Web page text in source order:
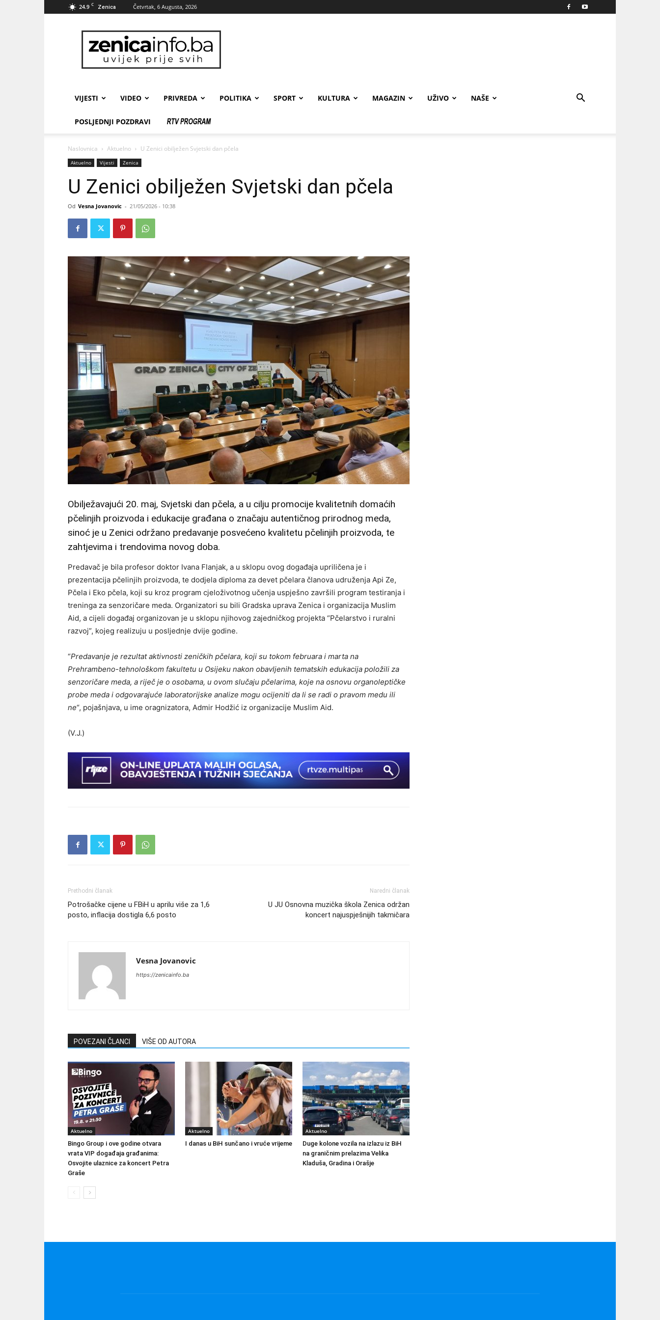
24.9 C Zenica Četvrtak, 6 Augusta, 2026
zenicainfo.ba
VIJESTI VIDEO PRIVREDA POLITIKA SPORT KULTURA MAGAZIN UŽIVO NAŠE
POSLJEDNJI POZDRAVI
Naslovnica Aktuelno U Zenici obilježen Svjetski dan pčela
Aktuelno Vijesti Zenica
U Zenici obilježen Svjetski dan pčela
Od Vesna Jovanovic - 21/05/2026 - 10:38
Obilježavajući 20. maj, Svjetski dan pčela, a u cilju promocije kvalitetnih domaćih
pčelinjih proizvoda i edukacije građana o značaju autentičnog prirodnog meda,
sinoć je u Zenici održano predavanje posvećeno kvalitetu pčelinjih proizvoda, te
zahtjevima i trendovima novog doba.
Predavač je bila profesor doktor Ivana Flanjak, a u sklopu ovog događaja upriličena je i
prezentacija pčelinjih proizvoda, te dodjela diploma za devet pčelara članova udruženja Api Ze,
Pčela i Eko pčela, koji su kroz program cjeloživotnog učenja uspješno završili program testiranja i
treninga za senzoričare meda. Organizatori su bili Gradska uprava Zenica i organizacija Muslim
Aid, a cijeli događaj organizovan je u sklopu njihovog zajedničkog projekta “Pčelarstvo i ruralni
razvoj”, kojeg realizuju u posljednje dvije godine.
“Predavanje je rezultat aktivnosti zeničkih pčelara, koji su tokom februara i marta na
Prehrambeno-tehnološkom fakultetu u Osijeku nakon obavljenih tematskih edukacija položili za
senzoričare meda, a riječ je o osobama, u ovom slučaju pčelarima, koje na osnovu organoleptičke
probe meda i odgovarajuće laboratorijske analize mogu ocijeniti da li se radi o pravom medu ili
ne“, pojašnjava, u ime oragnizatora, Admir Hodžić iz organizacije Muslim Aid.
(V.J.)
Prethodni članak
Potrošačke cijene u FBiH u aprilu više za 1,6
posto, inflacija dostigla 6,6 posto
Naredni članak
U JU Osnovna muzička škola Zenica održan
koncert najuspješnijih takmičara
Vesna Jovanovic
https://zenicainfo.ba
POVEZANI ČLANCI VIŠE OD AUTORA
Aktuelno
Bingo Group i ove godine otvara
vrata VIP događaja građanima:
Osvojite ulaznice za koncert Petra
Graše
Aktuelno
I danas u BiH sunčano i vruće vrijeme
Aktuelno
Duge kolone vozila na izlazu iz BiH
na graničnim prelazima Velika
Kladuša, Gradina i Orašje